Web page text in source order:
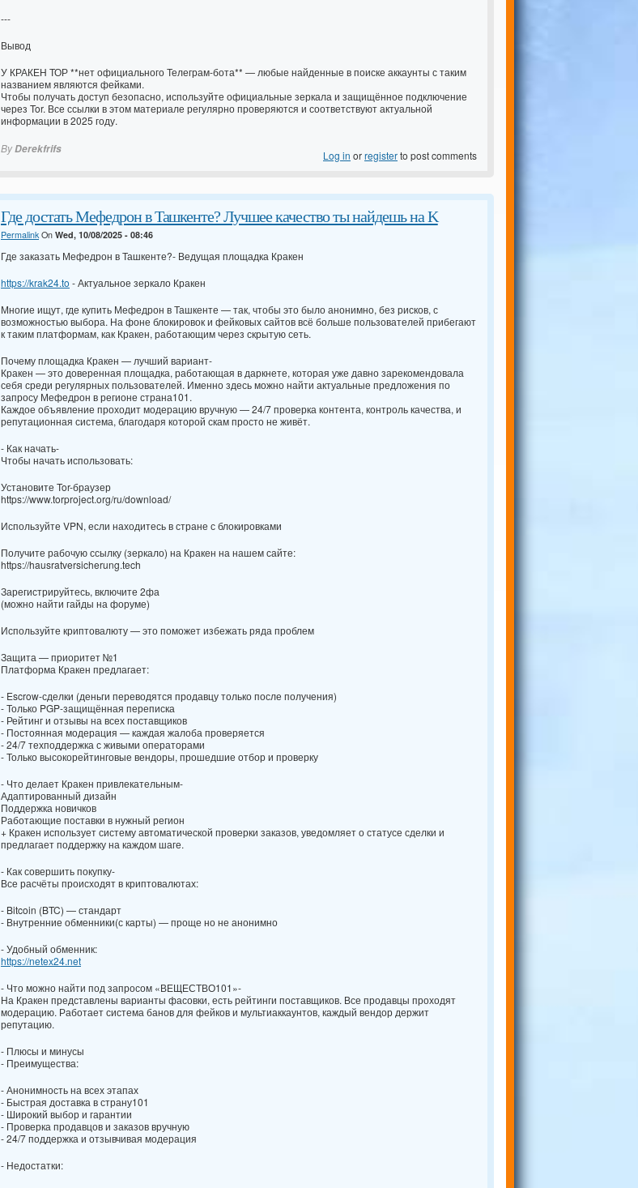
---
Вывод
У КРАКЕН ТОР **нет официального Телеграм-бота** — любые найденные в поиске аккаунты с таким
названием являются фейками.
Чтобы получать доступ безопасно, используйте официальные зеркала и защищённое подключение
через Tor. Все ссылки в этом материале регулярно проверяются и соответствуют актуальной
информации в 2025 году.
ByDerekfrifs Log in orregisterto post comments
Где достать Мефедрон в Ташкенте? Лучшее качество ты найдешь на K
PermalinkOn Wed, 10/08/2025 - 08:46
Где заказать Мефедрон в Ташкенте?- Ведущая площадка Кракен
https://krak24.to - Актуальное зеркало Кракен
Многие ищут, где купить Мефедрон в Ташкенте — так, чтобы это было анонимно, без рисков, с
возможностью выбора. На фоне блокировок и фейковых сайтов всё больше пользователей прибегают
к таким платформам, как Кракен, работающим через скрытую сеть.
Почему площадка Кракен — лучший вариант-
Кракен — это доверенная площадка, работающая в даркнете, которая уже давно зарекомендовала
себя среди регулярных пользователей. Именно здесь можно найти актуальные предложения по
запросу Мефедрон в регионе страна101.
Каждое объявление проходит модерацию вручную — 24/7 проверка контента, контроль качества, и
репутационная система, благодаря которой скам просто не живёт.
- Как начать-
Чтобы начать использовать:
Установите Tor-браузер
https://www.torproject.org/ru/download/
Используйте VPN, если находитесь в стране с блокировками
Получите рабочую ссылку (зеркало) на Кракен на нашем сайте:
https://hausratversicherung.tech
Зарегистрируйтесь, включите 2фа
(можно найти гайды на форуме)
Используйте криптовалюту — это поможет избежать ряда проблем
Защита — приоритет №1
Платформа Кракен предлагает:
- Escrow-сделки (деньги переводятся продавцу только после получения)
- Только PGP-защищённая переписка
- Рейтинг и отзывы на всех поставщиков
- Постоянная модерация — каждая жалоба проверяется
- 24/7 техподдержка с живыми операторами
- Только высокорейтинговые вендоры, прошедшие отбор и проверку
- Что делает Кракен привлекательным-
Адаптированный дизайн
Поддержка новичков
Работающие поставки в нужный регион
+ Кракен использует систему автоматической проверки заказов, уведомляет о статусе сделки и
предлагает поддержку на каждом шаге.
- Как совершить покупку-
Все расчёты происходят в криптовалютах:
- Bitcoin (BTC) — стандарт
- Внутренние обменники(с карты) — проще но не анонимно
- Удобный обменник:
https://netex24.net
- Что можно найти под запросом «ВЕЩЕСТВО101»-
На Кракен представлены варианты фасовки, есть рейтинги поставщиков. Все продавцы проходят
модерацию. Работает система банов для фейков и мультиаккаунтов, каждый вендор держит
репутацию.
- Плюсы и минусы
- Преимущества:
- Анонимность на всех этапах
- Быстрая доставка в страну101
- Широкий выбор и гарантии
- Проверка продавцов и заказов вручную
- 24/7 поддержка и отзывчивая модерация
- Недостатки: